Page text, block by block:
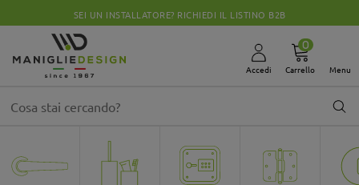
CHIUSI PER FERIE DALLO 08 AL 30
Accedi
0
Carrello Menu